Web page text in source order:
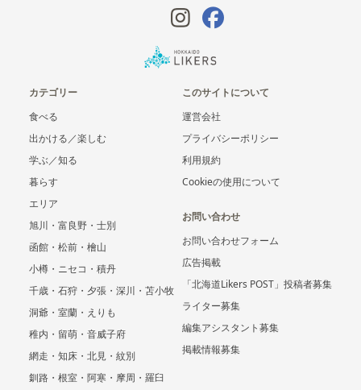
カテゴリー
食べる
出かける／楽しむ
学ぶ／知る
暮らす
エリア
旭川・富良野・士別
函館・松前・檜山
小樽・ニセコ・積丹
千歳・石狩・夕張・深川・苫小牧
洞爺・室蘭・えりも
稚内・留萌・音威子府
網走・知床・北見・紋別
釧路・根室・阿寒・摩周・羅臼
このサイトについて
運営会社
プライバシーポリシー
利用規約
Cookieの使用について
お問い合わせ
お問い合わせフォーム
広告掲載
「北海道Likers POST」投稿者募集
ライター募集
編集アシスタント募集
掲載情報募集